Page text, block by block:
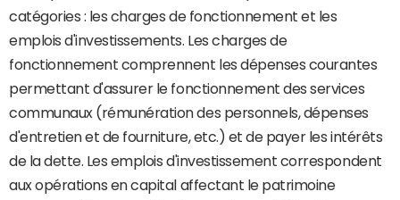
catégories : les charges de fonctionnement et les
emplois d'investissements. Les charges de
fonctionnement comprennent les dépenses courantes
permettant d'assurer le fonctionnement des services
communaux (rémunération des personnels, dépenses
d'entretien et de fourniture, etc.) et de payer les intérêts
de la dette. Les emplois d'investissement correspondent
aux opérations en capital affectant le patrimoine